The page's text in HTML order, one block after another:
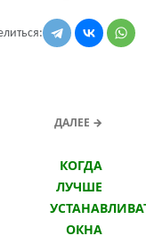
ДАЛЕЕ →
КОГДА
ЛУЧШЕ
ОКНА